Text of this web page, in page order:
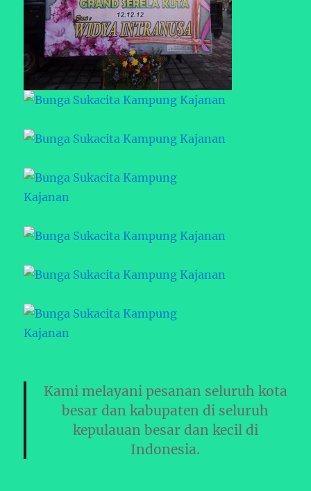
Kami melayani pesanan seluruh kota
besar dan kabupaten di seluruh
kepulauan besar dan kecil di
Indonesia.